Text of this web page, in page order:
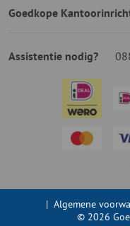
Goedkope
Assistentie nodig?
| Algemene
© 2026